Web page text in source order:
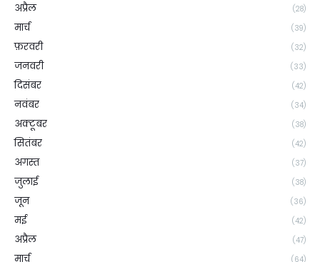
अप्रैल (28)
मार्च (39)
फ़रवरी (32)
जनवरी (33)
दिसंबर (42)
नवंबर (34)
अक्टूबर (38)
सितंबर (42)
अगस्त (37)
जुलाई (38)
जून (36)
मई (42)
अप्रैल (47)
मार्च (64)